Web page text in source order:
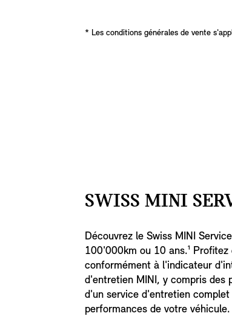
* Les conditions générales de vente
SWISS MINI
Découvrez le Swiss MINI
100'000km ou 10 ans.¹
conformément à l'indicateur
d'entretien MINI, y compris des
d'un service d'entretien
performances de votre véhicule.